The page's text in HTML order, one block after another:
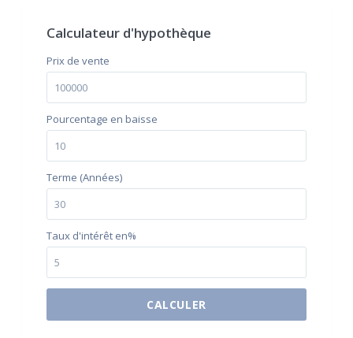
Calculateur d'hypothèque
Prix ​​de vente
Pourcentage en baisse
Terme (Années)
Taux d'intérêt en%
CALCULER
$500 / month